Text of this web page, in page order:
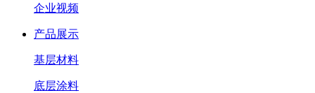
企业视频
产品展示
基层材料
底层涂料